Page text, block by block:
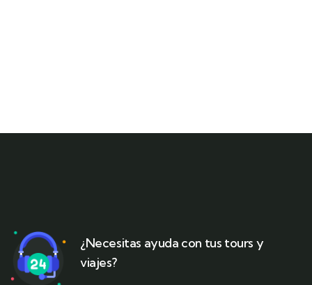
¿Necesitas ayuda con tus tours y
viajes?